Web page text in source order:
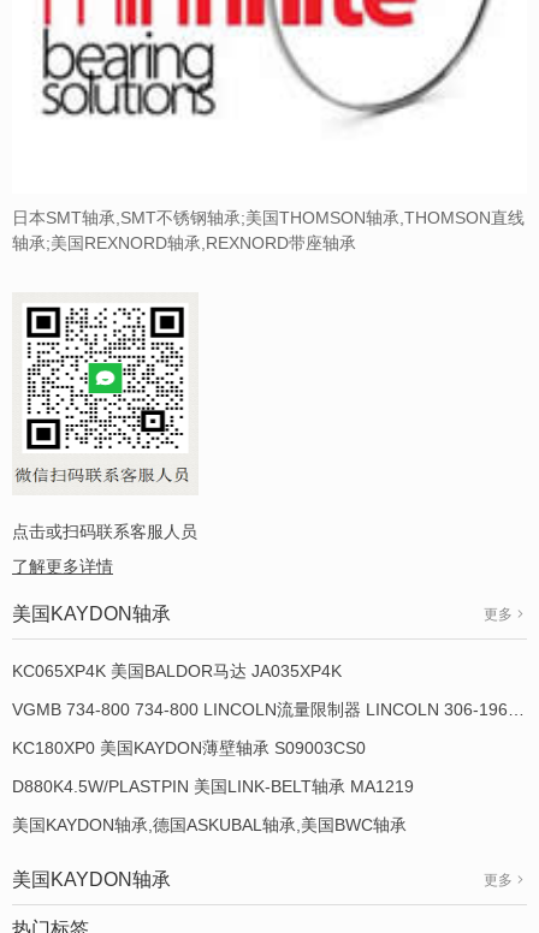
日本SMT轴承,SMT不锈钢轴承;美国THOMSON轴承,THOMSON直线
轴承;美国REXNORD轴承,REXNORD带座轴承
点击或扫码联系客服人员
了解更多详情
美国KAYDON轴承 更多
KC065XP4K 美国BALDOR马达 JA035XP4K
KC180XP0 美国KAYDON薄壁轴承 S09003CS0
D880K4.5W/PLASTPIN 美国LINK-BELT轴承 MA1219
美国KAYDON轴承,德国ASKUBAL轴承,美国BWC轴承
美国KAYDON轴承 更多
热门标签